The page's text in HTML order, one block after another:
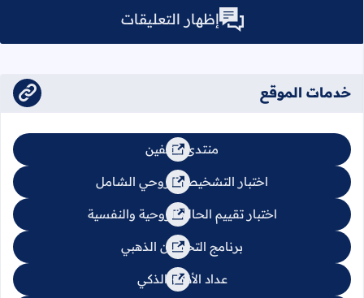
إظهار التعليقات
خدمات الموقع
منتدى يشفين
اختبار التشخيص الروحي الشامل
اختبار تقييم الحالة الروحية والنفسية
برنامج التحصين الذهبي
عداد الأذكار الذكي